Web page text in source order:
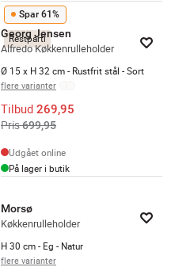
Restparti
Spar 61%
Georg Jensen
Alfredo Køkkenrulleholder
Ø 15 x H 32 cm - Rustfrit stål - Sort
flere varianter
Tilbud 269,95
Pris699,95
Udgået online
På lager i butik
Morsø
Køkkenrulleholder
H 30 cm - Eg - Natur
flere varianter